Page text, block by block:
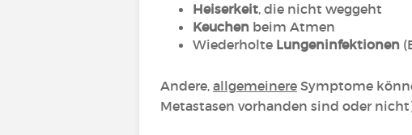
Heiserkeit, die nicht weggeht
Keuchen beim Atmen
Wiederholte Lungeninfektionen
Andere, allgemeinere Symptome
Metastasen vorhanden sind oder